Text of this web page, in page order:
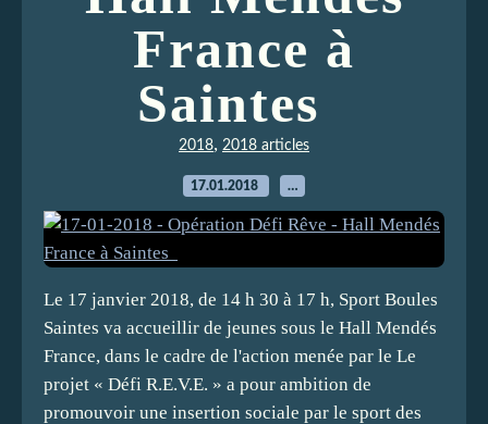
France à
Saintes
2018, 2018 articles
17.01.2018 …
Le 17 janvier 2018, de 14 h 30 à 17 h, Sport Boules
Saintes va accueillir de jeunes sous le Hall Mendés
France, dans le cadre de l'action menée par le Le
projet « Défi R.E.V.E. » a pour ambition de
promouvoir une insertion sociale par le sport des